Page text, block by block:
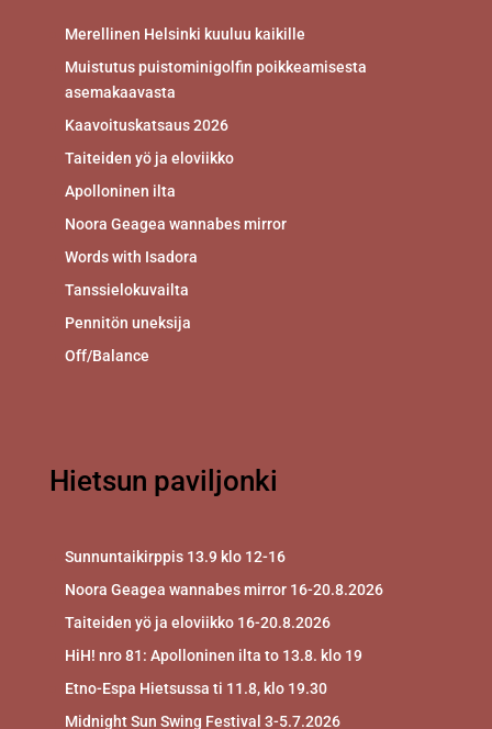
Merellinen Helsinki kuuluu kaikille
Muistutus puistominigolfin poikkeamisesta
asemakaavasta
Kaavoituskatsaus 2026
Taiteiden yö ja eloviikko
Apolloninen ilta
Noora Geagea wannabes mirror
Words with Isadora
Tanssielokuvailta
Pennitön uneksija
Off/Balance
Hietsun paviljonki
Sunnuntaikirppis 13.9 klo 12-16
Noora Geagea wannabes mirror 16-20.8.2026
Taiteiden yö ja eloviikko 16-20.8.2026
HiH! nro 81: Apolloninen ilta to 13.8. klo 19
Etno-Espa Hietsussa ti 11.8, klo 19.30
Midnight Sun Swing Festival 3-5.7.2026